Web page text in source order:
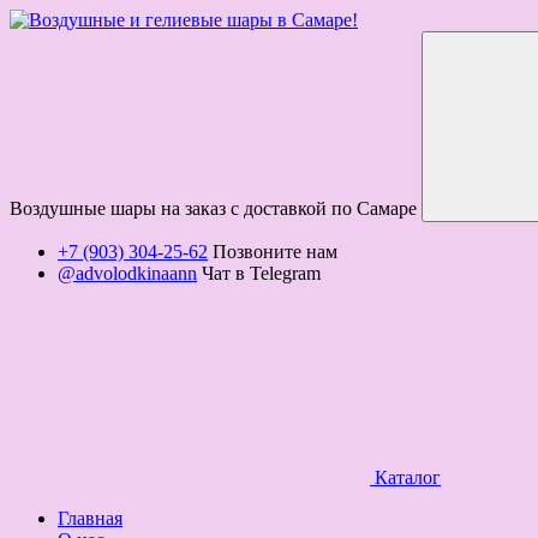
Воздушные шары на заказ с доставкой по Самаре
+7 (903) 304-25-62 Позвоните нам
@advolodkinaann Чат в Telegram
Каталог
Главная